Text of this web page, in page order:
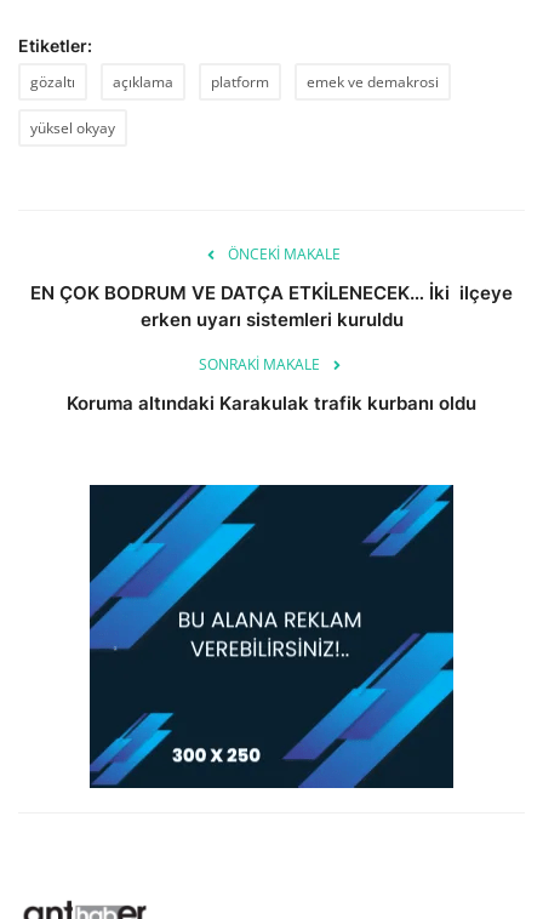
Etiketler:
gözaltı
açıklama platform emek ve demakrosi
yüksel okyay
ÖNCEKI MAKALE
EN ÇOK BODRUM VE DATÇA ETKİLENECEK… İki ilçeye
erken uyarı sistemleri kuruldu
SONRAKI MAKALE
Koruma altındaki Karakulak trafik kurbanı oldu